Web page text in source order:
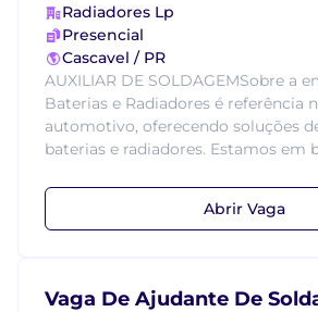
Radiadores Lp
Presencial
Cascavel / PR
AUXILIAR DE SOLDAGEMSobre a
Baterias e Radiadores é referência
automotivo, oferecendo soluções
baterias e radiadores. Estamos em
Abrir Vaga
Vaga De Ajudante De